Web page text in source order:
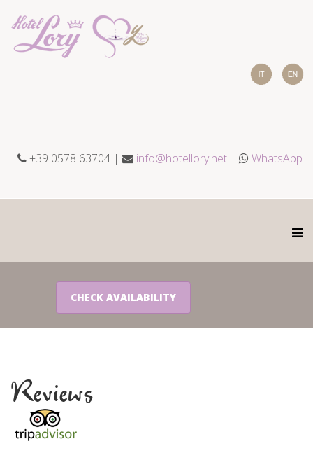
+39 0578 63704 | info@hotellory.net | WhatsApp
Reviews